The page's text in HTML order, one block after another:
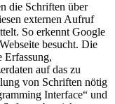
die Schriften über
externen Aufruf
So erkennt Google
besucht. Die
auf das zu
von Schriften nötig
Interface“ und